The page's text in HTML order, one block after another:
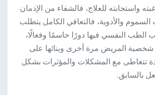
واستجابته للعلاج، فالشفاء من الإدمان
والأدوية، فالتعافي الكامل يتطلب
الطب النفسي فيها دورًا حاسمًا وفعالًا،
المريض مرة أخرى وبنائها على
تتعاطى مع المشكلات والمؤثرات بشكل
بالسابق.